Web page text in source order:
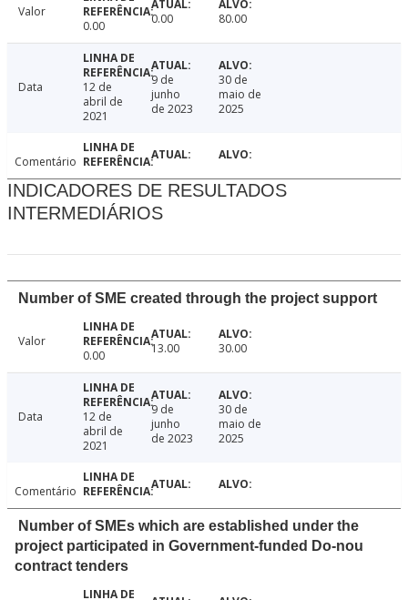
Valor
0.00
0.00 80.00
Data
12 de
abril de
2021
9 de
junho
de 2023
30 de
maio de
2025
Comentário
INDICADORES DE RESULTADOS
INTERMEDIÁRIOS
Number of SME created through the project support
Valor
0.00
13.00 30.00
Data
12 de
abril de
2021
9 de
junho
de 2023
30 de
maio de
2025
Comentário
Number of SMEs which are established under the
project participated in Government-funded Do-nou
contract tenders